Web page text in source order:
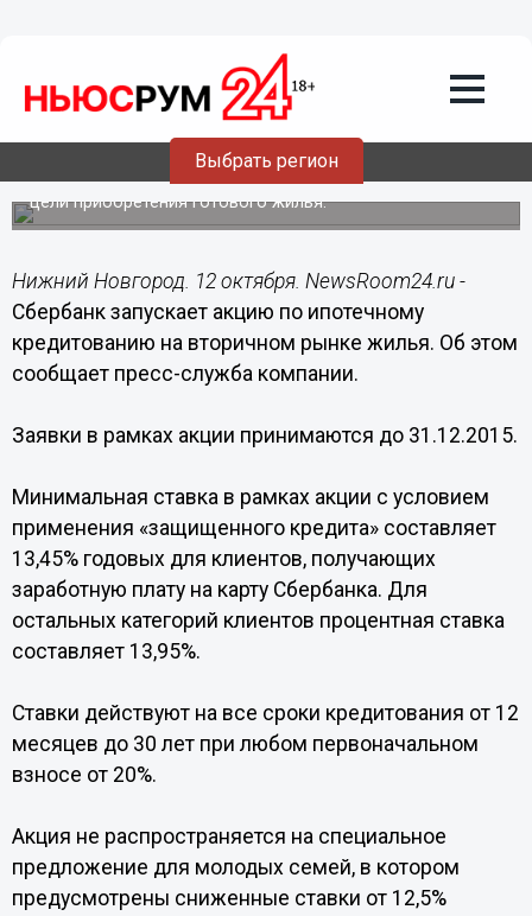
Выбрать регион
Сбербанк запускает акцию по
ипотечному кредитованию на
вторичном рынке жилья
С 12 октября 2015 года Сбербанк запускает акцию
«Единая ставка» в рамках ипотечного кредитования на
цели приобретения готового жилья.
Нижний Новгород. 12 октября. NewsRoom24.ru -
Сбербанк запускает акцию по ипотечному
кредитованию на вторичном рынке жилья. Об этом
сообщает пресс-служба компании.
Заявки в рамках акции принимаются до 31.12.2015.
Минимальная ставка в рамках акции с условием
применения «защищенного кредита» составляет
13,45% годовых для клиентов, получающих
заработную плату на карту Сбербанка. Для
остальных категорий клиентов процентная ставка
составляет 13,95%.
Ставки действуют на все сроки кредитования от 12
месяцев до 30 лет при любом первоначальном
взносе от 20%.
Акция не распространяется на специальное
предложение для молодых семей, в котором
предусмотрены сниженные ставки от 12,5%